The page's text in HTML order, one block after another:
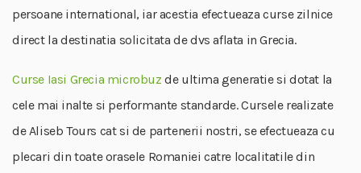
persoane international, iar acestia efectueaza curse zilnice
direct la destinatia solicitata de dvs aflata in Grecia.
Curse Iasi Grecia microbuz de ultima generatie si dotat la
cele mai inalte si performante standarde. Cursele realizate
de Aliseb Tours cat si de partenerii nostri, se efectueaza cu
plecari din toate orasele Romaniei catre localitatile din